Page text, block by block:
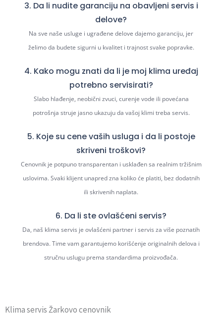
3. Da li nudite garanciju na obavljeni servis i
delove?
Na sve naše usluge i ugrađene delove dajemo garanciju, jer
želimo da budete sigurni u kvalitet i trajnost svake popravke.
4. Kako mogu znati da li je moj klima uređaj
potrebno servisirati?
Slabo hlađenje, neobični zvuci, curenje vode ili povećana
potrošnja struje jasno ukazuju da vašoj klimi treba servis.
5. Koje su cene vaših usluga i da li postoje
skriveni troškovi?
Cenovnik je potpuno transparentan i usklađen sa realnim tržišnim
uslovima. Svaki klijent unapred zna koliko će platiti, bez dodatnih
ili skrivenih naplata.
6. Da li ste ovlašćeni servis?
Da, naš klima servis je ovlašćeni partner i servis za više poznatih
brendova. Time vam garantujemo korišćenje originalnih delova i
stručnu uslugu prema standardima proizvođača.
Klima servis Žarkovo cenovnik